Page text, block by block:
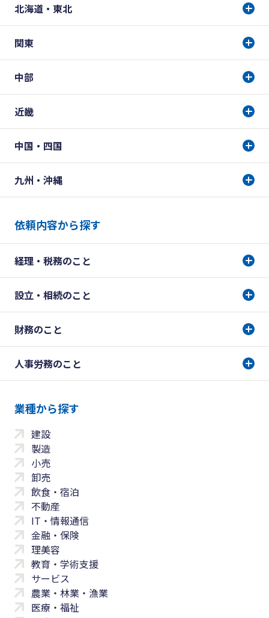
北海道・東北
関東
中部
近畿
中国・四国
九州・沖縄
依頼内容から探す
経理・税務のこと
設立・相続のこと
財務のこと
人事労務のこと
業種から探す
建設
製造
小売
卸売
飲食・宿泊
不動産
IT・情報通信
金融・保険
理美容
教育・学術支援
サービス
農業・林業・漁業
医療・福祉